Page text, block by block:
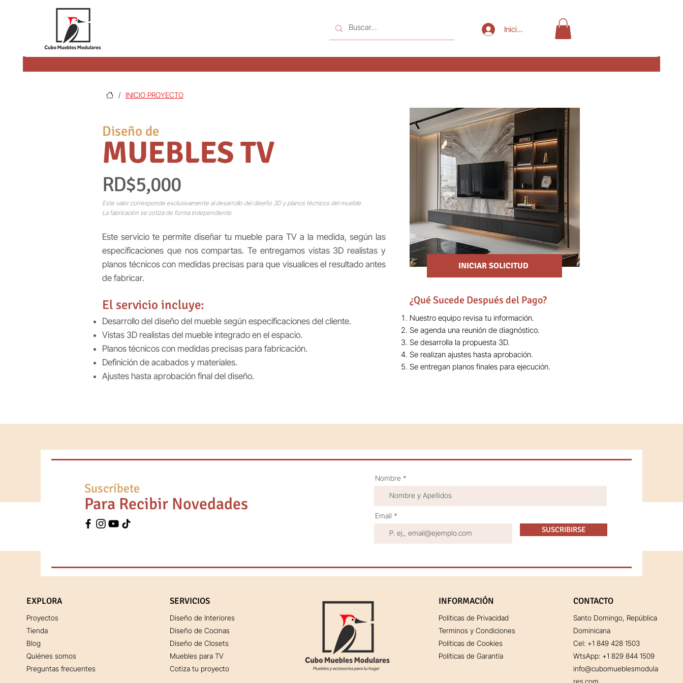
Iniciar sesión
/ INICIO PROYECTO
MUEBLES TV
Diseño de
RD$5,000
Este valor corresponde exclusivamente al desarrollo del diseño 3D y planos técnicos del mueble.
La fabricación se cotiza de forma independiente.
Este servicio te permite diseñar tu mueble para TV a la medida, según las
especificaciones que nos compartas. Te entregamos vistas 3D realistas y
planos técnicos con medidas precisas para que visualices el resultado antes
de fabricar.
El servicio incluye:
Desarrollo del diseño del mueble según especificaciones del cliente.
Vistas 3D realistas del mueble integrado en el espacio.
Planos técnicos con medidas precisas para fabricación.
Definición de acabados y materiales.
Ajustes hasta aprobación final del diseño.
INICIAR SOLICITUD
¿Qué Sucede Después del Pago?
Nuestro equipo revisa tu información.
Se agenda una reunión de diagnóstico.
Se desarrolla la propuesta 3D.
Se realizan ajustes hasta aprobación.
Se entregan planos finales para ejecución.
EXPLORA
Proyectos
Tienda
Blog
Quiénes somos
Preguntas frecuentes
SERVICIOS
Diseño de Interiores
Diseño de Cocinas
Diseño de Closets
Muebles para TV
Cotiza tu proyecto
INFORMACIÓN
Políticas de Privacidad
Terminos y Condiciones
Políticas de Cookies
Políticas de Garantía
CONTACTO
Santo Domingo, República
Dominicana
Cel: +1 849 428 1503
WtsApp: +1 829 844 1509
info@cubomueblesmodula
res.com
Suscríbete
Para Recibir Novedades
Nombre
Email
SUSCRIBIRSE